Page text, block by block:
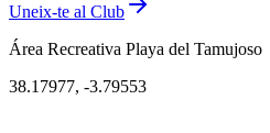
Uneix-te al Club
Área Recreativa Playa del Tamujoso
38.17977, -3.79553